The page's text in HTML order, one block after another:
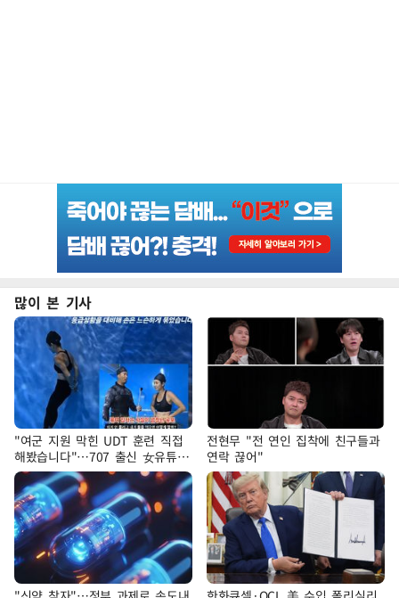
많이 본 기사
"여군 지원 막힌 UDT 훈련 직접
해봤습니다"…707 출신 女유튜버
'완벽 소화'
전현무 "전 연인 집착에 친구들과
연락 끊어"